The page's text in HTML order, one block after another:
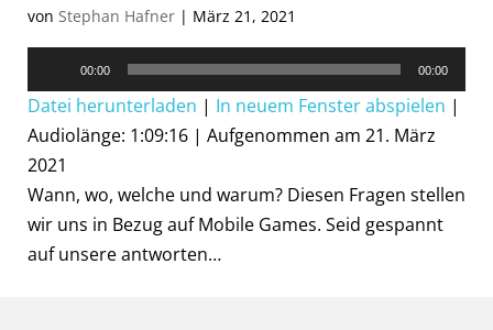
von Stephan Hafner | März 21, 2021
Player
00:00 00:00
Datei herunterladen | In neuem Fenster abspielen |
Audiolänge: 1:09:16 | Aufgenommen am 21. März
2021
Wann, wo, welche und warum? Diesen Fragen stellen
wir uns in Bezug auf Mobile Games. Seid gespannt
auf unsere antworten…